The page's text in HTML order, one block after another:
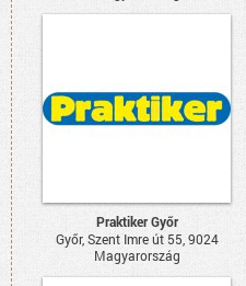
Praktiker Győr
Győr, Szent Imre út 55, 9024
Magyarország